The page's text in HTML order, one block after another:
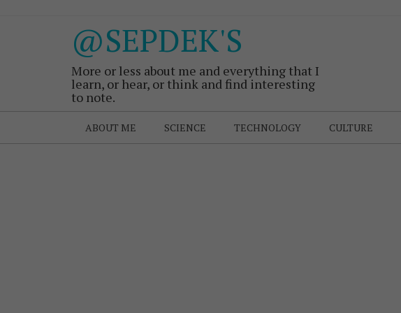
@SEPDEK'S
More or less about me and everything that I
learn, or hear, or think and find interesting
to note.
ABOUT ME SCIENCE TECHNOLOGY CULTURE